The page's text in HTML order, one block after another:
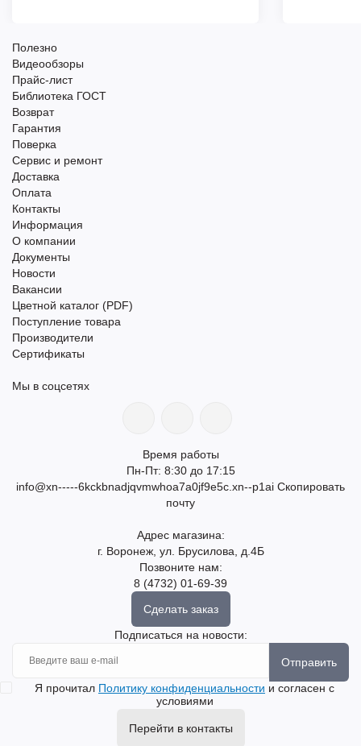
Полезно
Видеообзоры
Прайс-лист
Библиотека ГОСТ
Возврат
Гарантия
Поверка
Сервис и ремонт
Доставка
Оплата
Контакты
Информация
О компании
Документы
Новости
Вакансии
Цветной каталог (PDF)
Поступление товара
Производители
Сертификаты
Мы в соцсетях
Время работы
Пн-Пт: 8:30 до 17:15
info@xn-----6kckbnadjqvmwhoa7a0jf9e5c.xn--p1ai Скопировать
почту
Адрес магазина:
г. Воронеж, ул. Брусилова, д.4Б
Позвоните нам:
8 (4732) 01-69-39
Сделать заказ
Подписаться на новости:
Отправить
Я прочитал Политику конфиденциальности и согласен с
условиями
Перейти в контакты